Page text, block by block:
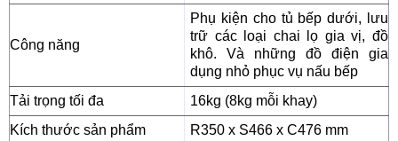
Công năng
Phụ kiện cho tủ bếp dưới, lưu
trữ các loại chai lọ gia vị, đồ
khô. Và những đồ điện gia
dụng nhỏ phục vụ nấu bếp
Tải trọng tối đa
16kg (8kg mỗi khay)
Kích thước sản phẩm
R350 x S466 x C476 mm